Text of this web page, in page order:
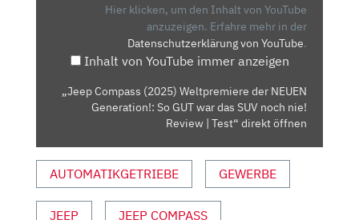
NOCH
NIE!
REVIEW
Hier klicken, um den Inhalt von YouTube
anzuzeigen. Erfahre mehr in der
Datenschutzerklärung von YouTube.
Inhalt von YouTube immer anzeigen
„Jeep Compass (2025) Weltpremiere der NEUEN
Generation!: So GUT war das SUV noch nie!
Review | Test“ direkt öffnen
AUTOMATIKGETRIEBE GEWERBE
JEEP JEEP COMPASS